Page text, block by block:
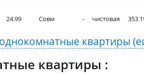
24.99 Совм - чистовая 353
однокомнатные квартиры
квартиры :